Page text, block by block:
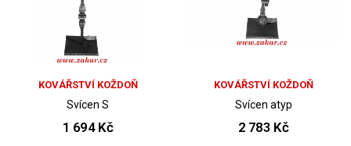
KOVÁŘSTVÍ KOŽDOŇ
Svícen S
1 694 Kč
KOVÁŘSTVÍ KOŽDOŇ
Svícen atyp
2 783 Kč